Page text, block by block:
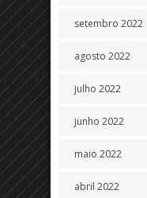
setembro 2022
agosto 2022
julho 2022
junho 2022
maio 2022
abril 2022